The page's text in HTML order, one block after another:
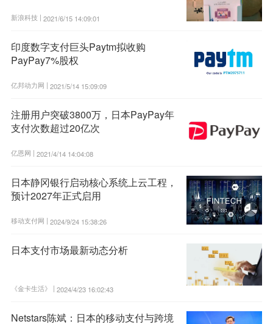
新浪科技 | 2021/6/15 14:09:01
印度数字支付巨头Paytm拟收购
PayPay7%股权
亿邦动力网 | 2021/5/14 15:09:09
注册用户突破3800万，日本PayPay年
支付次数超过20亿次
亿恩网 | 2021/4/14 14:04:08
日本静冈银行启动核心系统上云工程，
预计2027年正式启用
移动支付网 | 2024/9/24 15:38:26
日本支付市场最新动态分析
《金卡生活》 | 2024/4/23 16:02:43
Netstars陈斌：日本的移动支付与跨境